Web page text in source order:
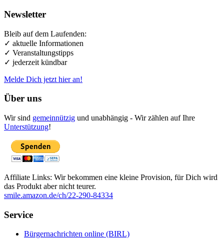
Newsletter
Bleib auf dem Laufenden:
✓ aktuelle Informationen
✓ Veranstaltungstipps
✓ jederzeit kündbar
Melde Dich jetzt hier an!
Über uns
Wir sind gemeinnützig und unabhängig - Wir zählen auf Ihre
Unterstützung!
Affiliate Links: Wir bekommen eine kleine Provision, für Dich wird
das Produkt aber nicht teurer.
smile.amazon.de/ch/22-290-84334
Service
Bürgernachrichten online (BIRL)